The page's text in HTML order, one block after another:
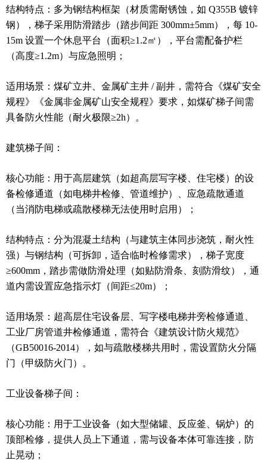
结构特点：多为钢结构框架（材质需耐锈蚀，如 Q355B 镀锌
钢），梯子采用防滑踏步（踏步间距 300mm±5mm），每 10-
15m 设置一个休息平台（面积≥1.2㎡），平台需配备护栏
（高度≥1.2m）与应急照明；
适用场景：煤矿立井、金属矿主井 / 副井，需符合《煤矿安全
规程》《金属非金属矿山安全规程》要求，如煤矿梯子间需
具备防火性能（耐火极限≥2h）。
建筑梯子间：
核心功能：用于高层建筑（如超高层写字楼、住宅楼）的设
备检修通道（如电梯井检修、管道维护）、应急疏散通道
（当消防电梯或疏散楼梯无法使用时启用）；
结构特点：分为混凝土结构（与建筑主体同步浇筑，耐火性
强）与钢结构（可拆卸，适合临时检修需求），梯子宽度
≥600mm，踏步需做防滑处理（如贴防滑条、刻防滑纹），通
道内需设置应急指示灯（间距≤20m）；
适用场景：超高层住宅设备层、写字楼电梯井旁检修通道、
工业厂房管道井检修通道，需符合《建筑设计防火规范》
（GB50016-2014），如与疏散楼梯共用时，需设置防火分隔
门（甲级防火门）。
工业设备梯子间：
核心功能：用于工业设备（如大型储罐、反应釜、锅炉）的
顶部检修，提供人员上下通道，需与设备本体可靠连接，防
止晃动；